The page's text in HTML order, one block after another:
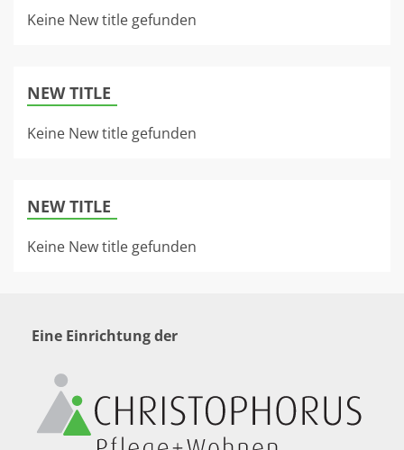
Keine New title gefunden
NEW TITLE
Keine New title gefunden
NEW TITLE
Keine New title gefunden
Eine Einrichtung der